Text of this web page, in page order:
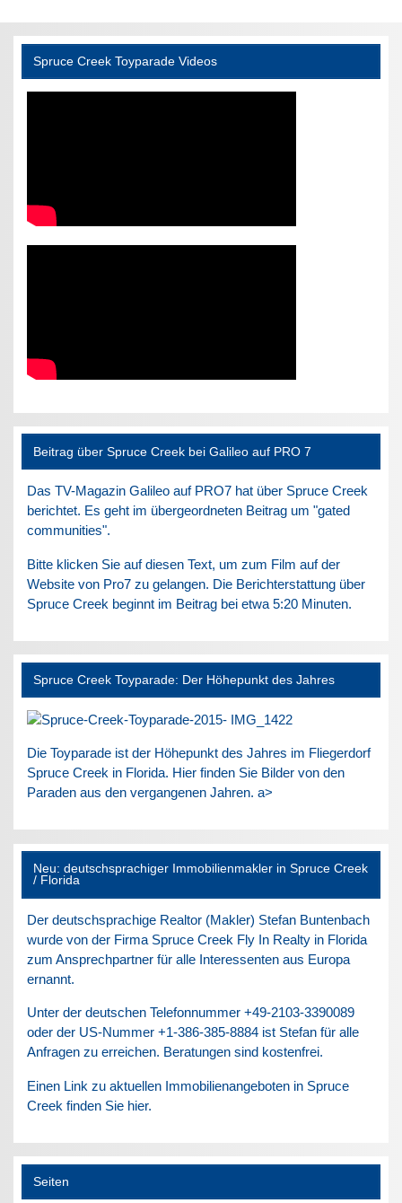
Spruce Creek Toyparade Videos
Beitrag über Spruce Creek bei Galileo auf PRO 7
Das TV-Magazin Galileo auf PRO7 hat über Spruce Creek
berichtet. Es geht im übergeordneten Beitrag um "gated
communities".
Bitte klicken Sie auf diesen Text, um zum Film auf der
Website von Pro7 zu gelangen. Die Berichterstattung über
Spruce Creek beginnt im Beitrag bei etwa 5:20 Minuten.
Spruce Creek Toyparade: Der Höhepunkt des Jahres
Die Toyparade ist der Höhepunkt des Jahres im Fliegerdorf
Spruce Creek in Florida. Hier finden Sie Bilder von den
Paraden aus den vergangenen Jahren. a>
Neu: deutschsprachiger Immobilienmakler in Spruce Creek
/ Florida
Der deutschsprachige Realtor (Makler) Stefan Buntenbach
wurde von der Firma Spruce Creek Fly In Realty in Florida
zum Ansprechpartner für alle Interessenten aus Europa
ernannt.
Unter der deutschen Telefonnummer +49-2103-3390089
oder der US-Nummer +1-386-385-8884 ist Stefan für alle
Anfragen zu erreichen. Beratungen sind kostenfrei.
Einen Link zu aktuellen Immobilienangeboten in Spruce
Creek finden Sie hier.
Seiten